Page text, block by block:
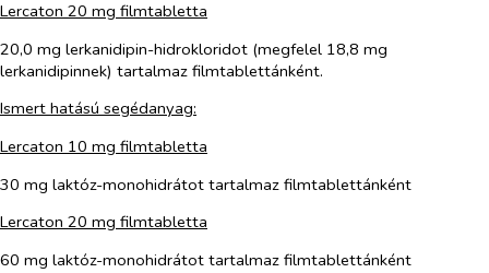
Lercaton 20 mg filmtabletta
20,0 mg lerkanidipin-hidrokloridot (megfelel 18,8 mg
lerkanidipinnek) tartalmaz filmtablettánként.
Ismert hatású segédanyag:
Lercaton 10 mg filmtabletta
30 mg laktóz-monohidrátot tartalmaz filmtablettánként
Lercaton 20 mg filmtabletta
60 mg laktóz-monohidrátot tartalmaz filmtablettánként